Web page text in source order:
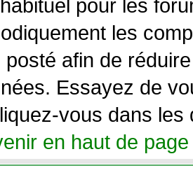
pour les
les
posté afin de
Essayez de
vous dans les
en haut de page